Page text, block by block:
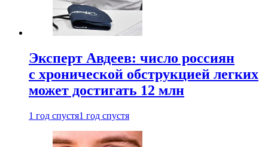
Эксперт Авдеев: число россиян
с хронической обструкцией легких
может достигать 12 млн
1 год спустя1 год спустя